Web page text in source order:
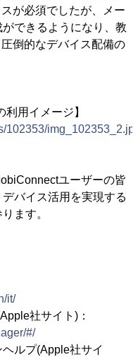
が必須でしたが、メー
できるようになり、教
倒的なデバイス配備の
利用イメージ】
102353/
ユーザーの皆
バイス活用を実現する
ます。
it/
社サイト)：
#/
ルプ(Apple社サイ